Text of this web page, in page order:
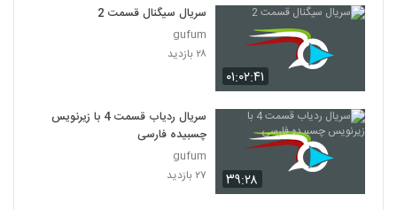
۰۱:۰۲:۴۱
سریال سیگنال قسمت 2
gufum
۲۸ بازدید
۳۹:۲۸
سریال ردیاب قسمت 4 با زیرنویس
چسبیده فارسی
gufum
۲۷ بازدید